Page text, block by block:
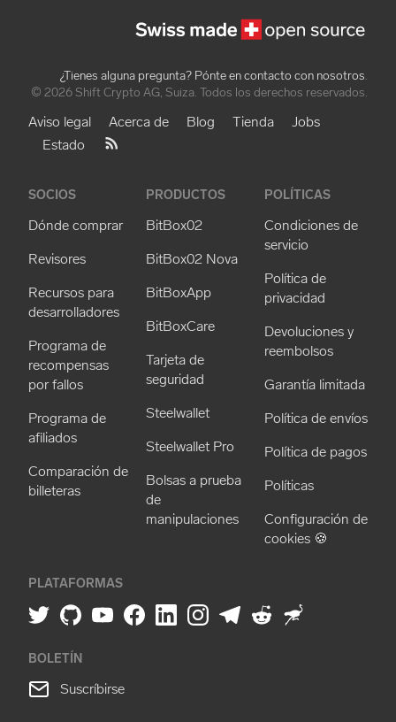
¿Tienes alguna pregunta? Pónte en contacto con nosotros.
© 2026 Shift Crypto AG, Suiza. Todos los derechos reservados.
Aviso legal Acerca de Blog Tienda
Jobs
Estado
SOCIOS
Dónde comprar
Revisores
Recursos para
desarrolladores
Programa de
recompensas
por fallos
Programa de
afiliados
Comparación de
billeteras
PRODUCTOS
BitBox02
BitBox02 Nova
BitBoxApp
BitBoxCare
Tarjeta de
seguridad
Steelwallet
Steelwallet Pro
Bolsas a prueba
de
manipulaciones
POLÍTICAS
Condiciones de
servicio
Política de
privacidad
Devoluciones y
reembolsos
Garantía limitada
Política de envíos
Política de pagos
Políticas
Configuración de
cookies 🍪
PLATAFORMAS
BOLETÍN
Suscríbirse